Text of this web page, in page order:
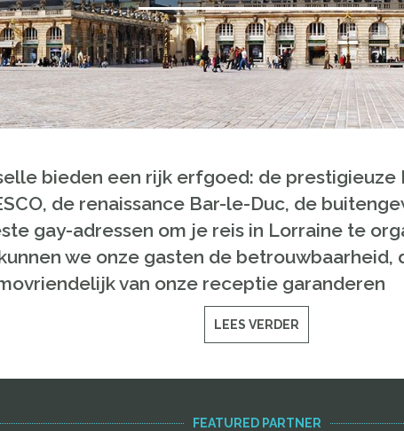
bieden een rijk erfgoed: de prestigieuze
de renaissance Bar-le-Duc, de
gay-adressen om je reis in Lorraine te
we onze gasten de
van onze receptie garanderen
LEES VERDER
FEATURED PARTNER